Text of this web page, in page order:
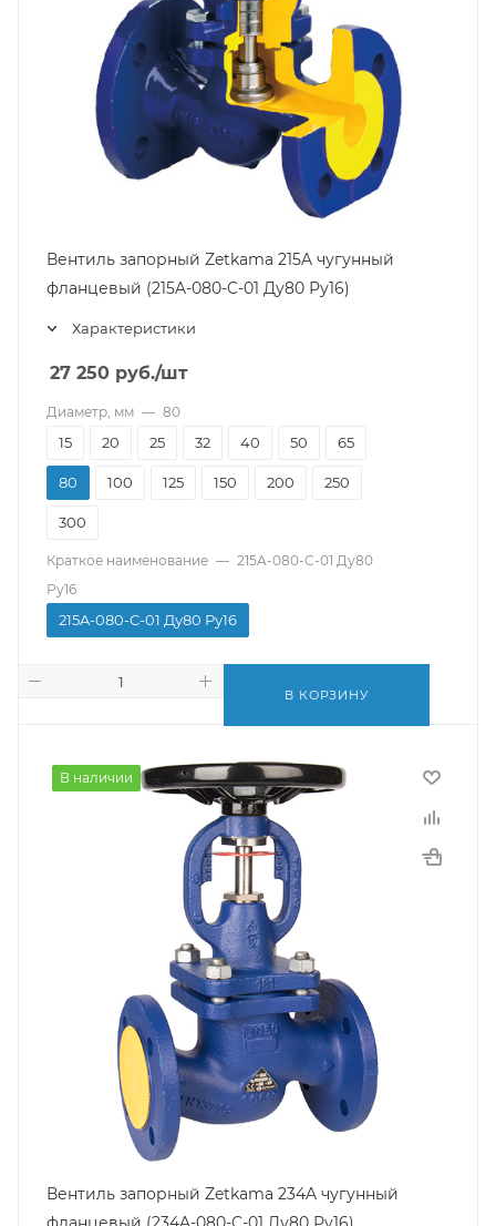
Вентиль запорный Zetkama 215A чугунный
фланцевый (215A-080-C-01 Ду80 Ру16)
Характеристики
27 250 руб./шт
Диаметр, мм — 80
15 20 25 32 40 50 65
80 100 125 150 200 250
300
Краткое наименование — 215A-080-C-01 Ду80
Ру16
215A-080-C-01 Ду80 Ру16
В КОРЗИНУ
В наличии
Вентиль запорный Zetkama 234A чугунный